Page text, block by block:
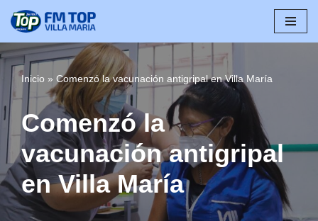
al
contenido
Inicio » Comenzó la vacunación antigripal en Villa María
Comenzó la
vacunación antigripal
en Villa María